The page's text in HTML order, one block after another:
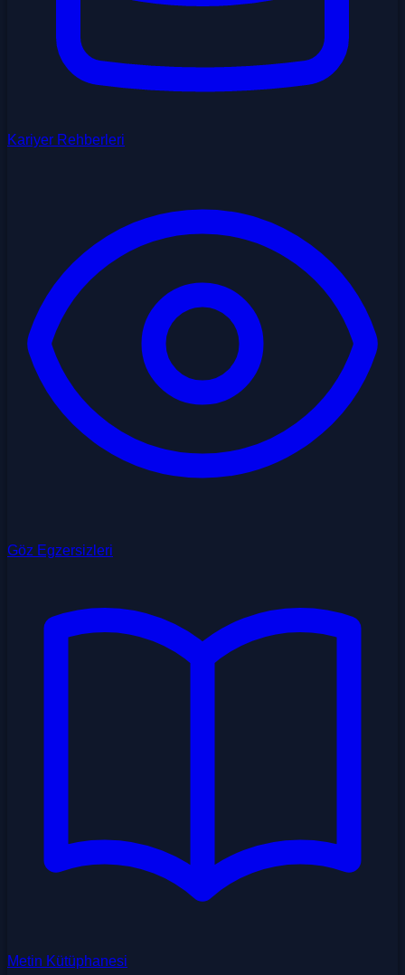
Kariyer Rehberleri
Göz Egzersizleri
Metin Kütüphanesi